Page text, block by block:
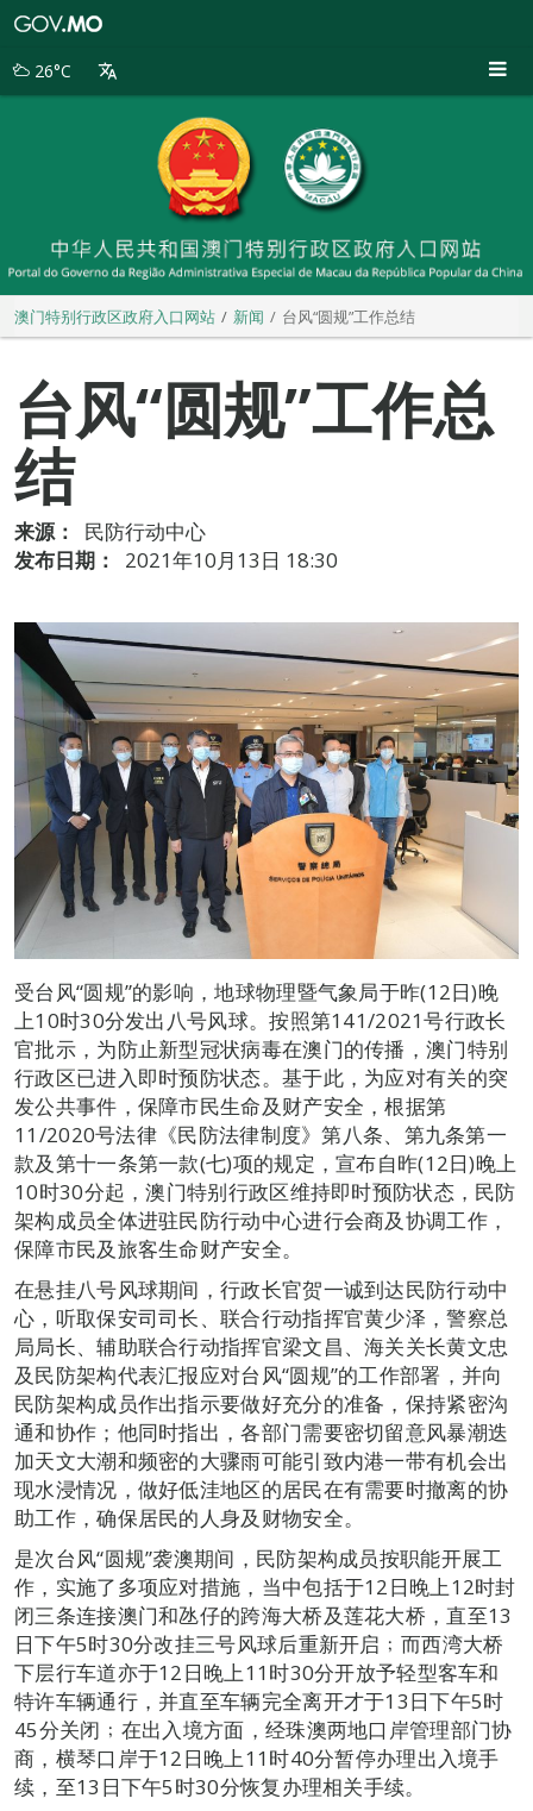
别
26°C
澳门特别行政区政府入口网站 新闻 台风“圆规”工作总结
台风“圆规”工作总
结
来源：
民防行动中心
发布日期：
2021年10月13日 18:30
受台风“圆规”的影响，地球物理暨气象局于昨(12日)晚
上10时30分发出八号风球。按照第141/2021号行政长
官批示，为防止新型冠状病毒在澳门的传播，澳门特别
行政区已进入即时预防状态。基于此，为应对有关的突
发公共事件，保障市民生命及财产安全，根据第
11/2020号法律《民防法律制度》第八条、第九条第一
款及第十一条第一款(七)项的规定，宣布自昨(12日)晚上
10时30分起，澳门特别行政区维持即时预防状态，民防
架构成员全体进驻民防行动中心进行会商及协调工作，
保障市民及旅客生命财产安全。
在悬挂八号风球期间，行政长官贺一诚到达民防行动中
心，听取保安司司长、联合行动指挥官黄少泽，警察总
局局长、辅助联合行动指挥官梁文昌、海关关长黄文忠
及民防架构代表汇报应对台风“圆规”的工作部署，并向
民防架构成员作出指示要做好充分的准备，保持紧密沟
通和协作；他同时指出，各部门需要密切留意风暴潮迭
加天文大潮和频密的大骤雨可能引致内港一带有机会出
现水浸情况，做好低洼地区的居民在有需要时撤离的协
助工作，确保居民的人身及财物安全。
是次台风“圆规”袭澳期间，民防架构成员按职能开展工
作，实施了多项应对措施，当中包括于12日晚上12时封
闭三条连接澳门和氹仔的跨海大桥及莲花大桥，直至13
日下午5时30分改挂三号风球后重新开启﹔而西湾大桥
下层行车道亦于12日晚上11时30分开放予轻型客车和
特许车辆通行，并直至车辆完全离开才于13日下午5时
45分关闭﹔在出入境方面，经珠澳两地口岸管理部门协
商，横琴口岸于12日晚上11时40分暂停办理出入境手
续，至13日下午5时30分恢复办理相关手续。